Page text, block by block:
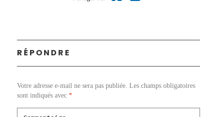
RÉPONDRE
Votre adresse e-mail ne sera pas publiée. Les champs obligatoires
sont indiqués avec *